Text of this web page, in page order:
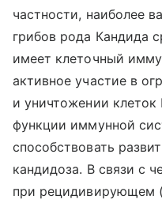
частности, наиболее
грибов рода Кандида
имеет клеточный
активное участие в
и уничтожении
функции иммунной
способствовать
кандидоза. В связи с
при рецидивирующем